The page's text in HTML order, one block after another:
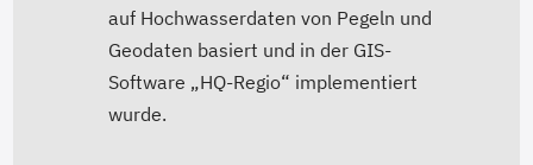
auf Hochwasserdaten von Pegeln und
Geodaten basiert und in der GIS-
Software „HQ-Regio“ implementiert
wurde.